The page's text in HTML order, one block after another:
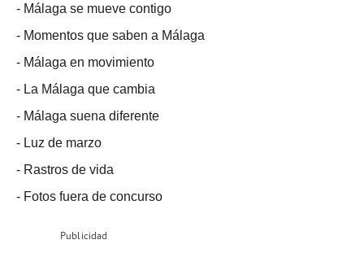
- Málaga se mueve contigo
- Momentos que saben a Málaga
- Málaga en movimiento
- La Málaga que cambia
- Málaga suena diferente
- Luz de marzo
- Rastros de vida
- Fotos fuera de concurso
Publicidad